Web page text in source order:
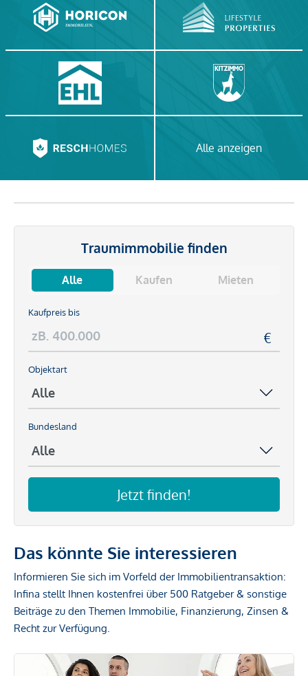
Alle anzeigen
Traumimmobilie finden
Alle Kaufen Mieten
Kaufpreis bis
Objektart
Bundesland
Jetzt finden!
Das könnte Sie interessieren
Informieren Sie sich im Vorfeld der Immobilientransaktion:
Infina stellt Ihnen kostenfrei über 500 Ratgeber & sonstige
Beiträge zu den Themen Immobilie, Finanzierung, Zinsen &
Recht zur Verfügung.